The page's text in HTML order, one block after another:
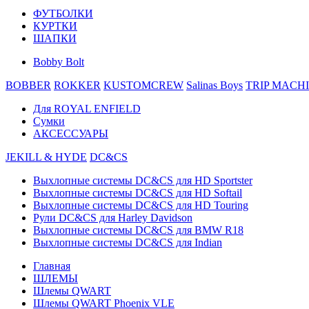
ФУТБОЛКИ
КУРТКИ
ШАПКИ
Bobby Bolt
BOBBER ROKKER KUSTOMCREW Salinas Boys TRIP
Для ROYAL ENFIELD
Сумки
АКСЕССУАРЫ
JEKILL & HYDE DC&CS
Выхлопные системы DC&CS для HD Sportster
Выхлопные системы DC&CS для HD Softail
Выхлопные системы DC&CS для HD Touring
Рули DC&CS для Harley Davidson
Выхлопные системы DC&CS для BMW R18
Выхлопные системы DC&CS для Indian
Главная
ШЛЕМЫ
Шлемы QWART
Шлемы QWART Phoenix VLE